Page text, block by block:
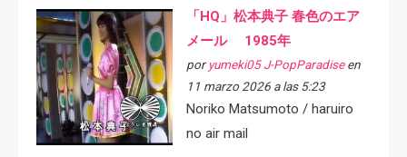
「HQ」松本典子 春色のエア
メール 1985年
por yumeki05 J-PopParadiseen
11 marzo 2026 a las 5:23
Noriko Matsumoto / haruiro
no air mail